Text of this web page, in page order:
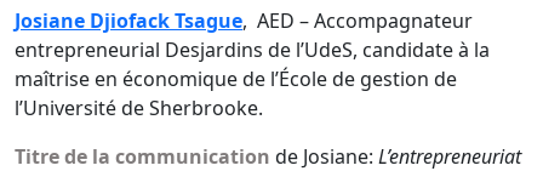
Josiane Djiofack Tsague, AED – Accompagnateur
entrepreneurial Desjardins de l’UdeS, candidate à la
maîtrise en économique de l’École de gestion de
l’Université de Sherbrooke.
Titre de la communication de Josiane: L’entrepreneuriat